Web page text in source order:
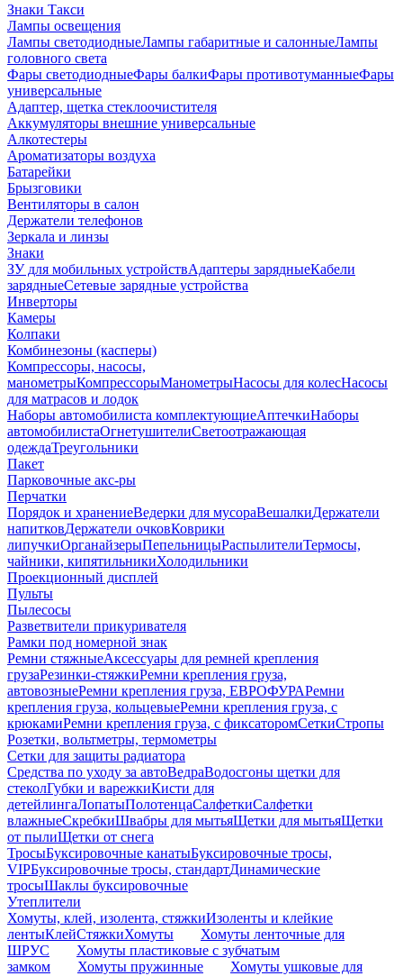
Знаки Такси
Лампы освещения
Лампы светодиодныеЛампы габаритные и салонныеЛампы
головного света
Фары светодиодныеФары балкиФары противотуманныеФары
универсальные
Адаптер, щетка стеклоочистителя
Аккумуляторы внешние универсальные
Алкотестеры
Ароматизаторы воздуха
Батарейки
Брызговики
Вентиляторы в салон
Держатели телефонов
Зеркала и линзы
Знаки
ЗУ для мобильных устройствАдаптеры зарядныеКабели
зарядныеСетевые зарядные устройства
Инверторы
Камеры
Колпаки
Комбинезоны (касперы)
Компрессоры, насосы,
манометрыКомпрессорыМанометрыНасосы для колесНасосы
для матрасов и лодок
Наборы автомобилиста комплектующиеАптечкиНаборы
автомобилистаОгнетушителиСветоотражающая
одеждаТреугольники
Пакет
Парковочные акс-ры
Перчатки
Порядок и хранениеВедерки для мусораВешалкиДержатели
напитковДержатели очковКоврики
липучкиОрганайзерыПепельницыРаспылителиТермосы,
чайники, кипятильникиХолодильники
Проекционный дисплей
Пульты
Пылесосы
Разветвители прикуривателя
Рамки под номерной знак
Ремни стяжныеАксессуары для ремней крепления
грузаРезинки-стяжкиРемни крепления груза,
автовозныеРемни крепления груза, ЕВРОФУРАРемни
крепления груза, кольцевыеРемни крепления груза, с
крюкамиРемни крепления груза, с фиксаторомСеткиСтропы
Розетки, вольтметры, термометры
Сетки для защиты радиатора
Средства по уходу за автоВедраВодосгоны щетки для
стеколГубки и варежкиКисти для
детейлингаЛопатыПолотенцаСалфеткиСалфетки
влажныеСкребкиШвабры для мытьяЩетки для мытьяЩетки
от пылиЩетки от снега
ТросыБуксировочные канатыБуксировочные тросы,
VIPБуксировочные тросы, стандартДинамические
тросыШаклы буксировочные
Утеплители
Хомуты, клей, изолента, стяжкиИзоленты и клейкие
лентыКлейСтяжкиХомуты
Хомуты ленточные для
ШРУС
Хомуты пластиковые с зубчатым
замком
Хомуты пружинные
Хомуты ушковые для